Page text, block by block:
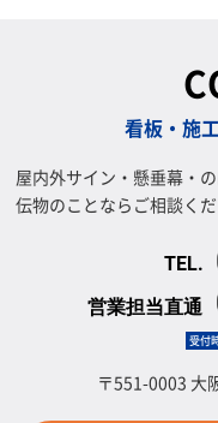
看板・施
屋内外サイン・懸垂幕・
伝物のことならご相談くだ
受付
〒551-0003 大